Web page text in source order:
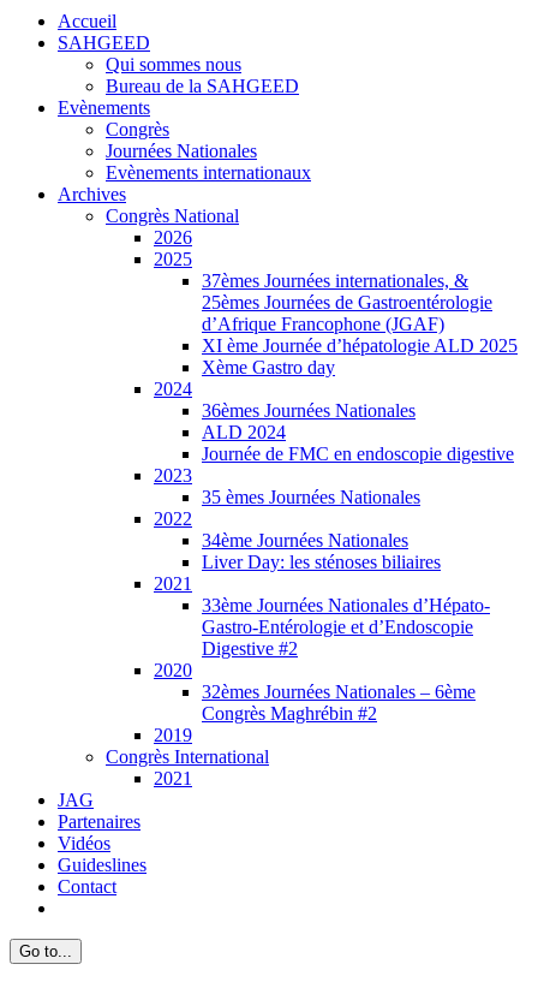
Accueil
SAHGEED
Qui sommes nous
Bureau de la SAHGEED
Evènements
Congrès
Journées Nationales
Evènements internationaux
Archives
Congrès National
2026
2025
37èmes Journées internationales, &
25èmes Journées de Gastroentérologie
d’Afrique Francophone (JGAF)
XI ème Journée d’hépatologie ALD 2025
Xème Gastro day
2024
36èmes Journées Nationales
ALD 2024
Journée de FMC en endoscopie digestive
2023
35 èmes Journées Nationales
2022
34ème Journées Nationales
Liver Day: les sténoses biliaires
2021
33ème Journées Nationales d’Hépato-
Gastro-Entérologie et d’Endoscopie
Digestive #2
2020
32èmes Journées Nationales – 6ème
Congrès Maghrébin #2
2019
Congrès International
2021
JAG
Partenaires
Vidéos
Guideslines
Contact
Go to...